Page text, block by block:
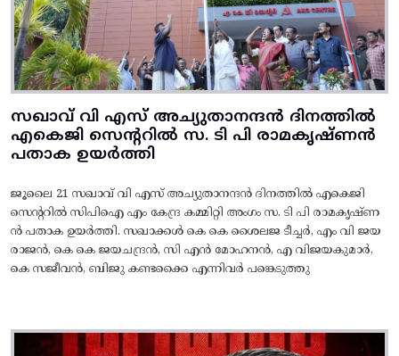
സഖാവ് വി എസ് അച്യുതാനന്ദൻ ദിനത്തിൽ
എകെജി സെന്ററിൽ സ. ടി പി രാമകൃഷ്‌ണൻ
പതാക ഉയർത്തി
ജൂലൈ 21 സഖാവ് വി എസ് അച്യുതാനന്ദൻ ദിനത്തിൽ എകെജി
സെന്ററിൽ സിപിഐ എം കേന്ദ്ര കമ്മിറ്റി അംഗം സ. ടി പി രാമകൃഷ്‌ണ
ൻ പതാക ഉയർത്തി. സഖാക്കൾ കെ കെ ശൈലജ ടീച്ചർ, എം വി ജയ
രാജൻ, കെ കെ ജയചന്ദ്രൻ, സി എൻ മോഹനൻ, എ വിജയകുമാർ,
കെ സജീവൻ, ബിജു കണ്ടക്കൈ എന്നിവർ പങ്കെടുത്തു